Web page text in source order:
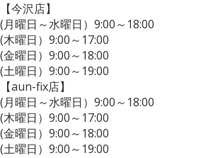
【今沢店】
(月曜日～水曜日）9:00～18:00
(木曜日）9:00～17:00
(金曜日）9:00～18:00
(土曜日）9:00～19:00
【aun-fix店】
(月曜日～水曜日）9:00～18:00
(木曜日）9:00～17:00
(金曜日）9:00～18:00
(土曜日）9:00～19:00